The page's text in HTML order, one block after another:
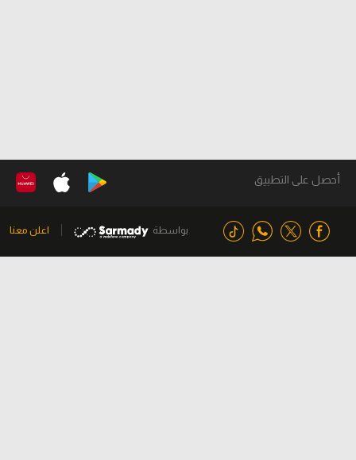
أحصل على التطبيق
بواسطة اعلن معنا